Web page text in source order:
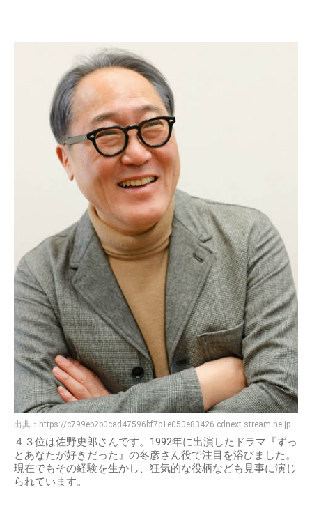
出典： https://c799eb2b0cad47596bf7b1e050e83426.cdnext.stream.ne.jp
４３位は佐野史郎さんです。1992年に出演したドラマ『ずっ
とあなたが好きだった』の冬彦さん役で注目を浴びました。
現在でもその経験を生かし、狂気的な役柄なども見事に演じ
られています。